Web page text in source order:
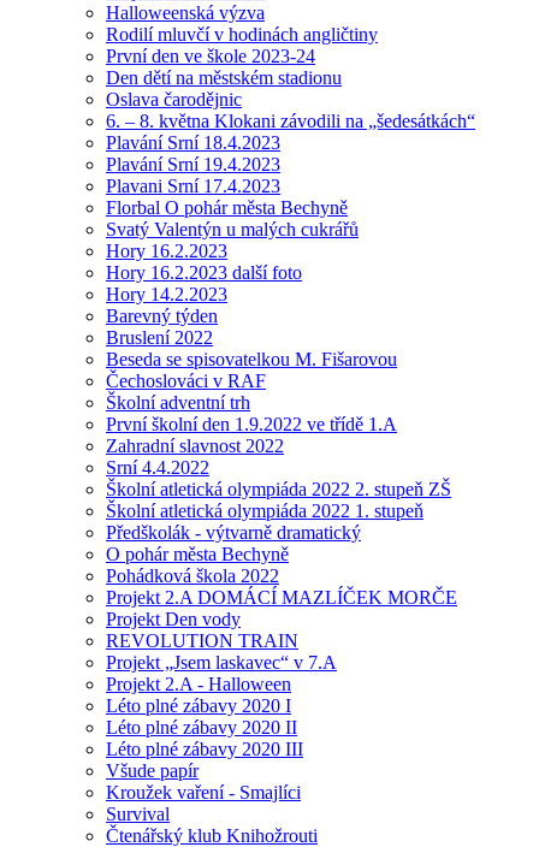
Halloweenská výzva
Rodilí mluvčí v hodinách angličtiny
První den ve škole 2023-24
Den dětí na městském stadionu
Oslava čarodějnic
6. – 8. května Klokani závodili na „šedesátkách“
Plavání Srní 18.4.2023
Plavání Srní 19.4.2023
Plavani Srní 17.4.2023
Florbal O pohár města Bechyně
Svatý Valentýn u malých cukrářů
Hory 16.2.2023
Hory 16.2.2023 další foto
Hory 14.2.2023
Barevný týden
Bruslení 2022
Beseda se spisovatelkou M. Fišarovou
Čechoslováci v RAF
Školní adventní trh
První školní den 1.9.2022 ve třídě 1.A
Zahradní slavnost 2022
Srní 4.4.2022
Školní atletická olympiáda 2022 2. stupeň ZŠ
Školní atletická olympiáda 2022 1. stupeň
Předškolák - výtvarně dramatický
O pohár města Bechyně
Pohádková škola 2022
Projekt 2.A DOMÁCÍ MAZLÍČEK MORČE
Projekt Den vody
REVOLUTION TRAIN
Projekt „Jsem laskavec“ v 7.A
Projekt 2.A - Halloween
Léto plné zábavy 2020 I
Léto plné zábavy 2020 II
Léto plné zábavy 2020 III
Všude papír
Kroužek vaření - Smajlíci
Survival
Čtenářský klub Knihožrouti